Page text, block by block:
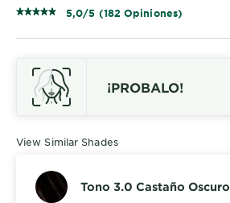
5,0/5 (182 Opiniones)
¡PROBALO!
View Similar Shades
Tono 3.0 Castaño Oscuro